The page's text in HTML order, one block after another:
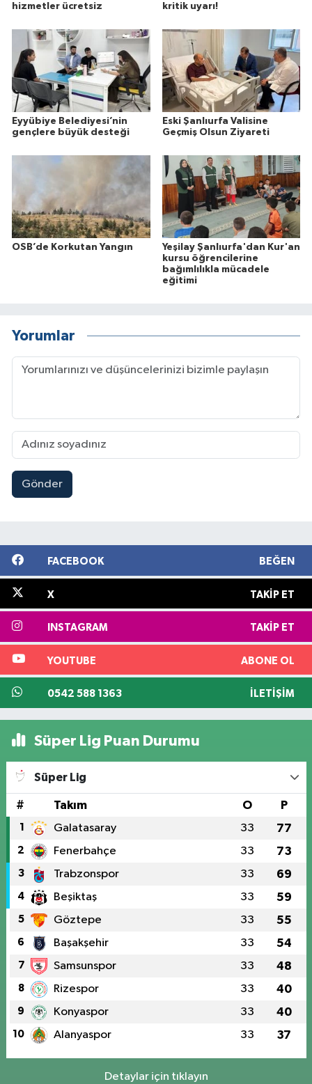
hizmetler ücretsiz kritik uyarı!
Eyyübiye Belediyesi’nin
gençlere büyük desteği
Eski Şanlıurfa Valisine
Geçmiş Olsun Ziyareti
OSB’de Korkutan Yangın
Yeşilay Şanlıurfa'dan Kur'an
kursu öğrencilerine
bağımlılıkla mücadele
eğitimi
Yorumlar
Gönder
FACEBOOK BEĞEN
X TAKIP ET
INSTAGRAM TAKIP ET
YOUTUBE ABONE OL
0542 588 1363 İLETIŞIM
Süper Lig Puan Durumu
Süper Lig
# Takım O P
1 Galatasaray 33 77
2 Fenerbahçe 33 73
3 Trabzonspor 33 69
4 Beşiktaş 33 59
5 Göztepe 33 55
6 Başakşehir 33 54
7 Samsunspor 33 48
8 Rizespor 33 40
9 Konyaspor 33 40
10 Alanyaspor 33 37
Detaylar için tıklayın